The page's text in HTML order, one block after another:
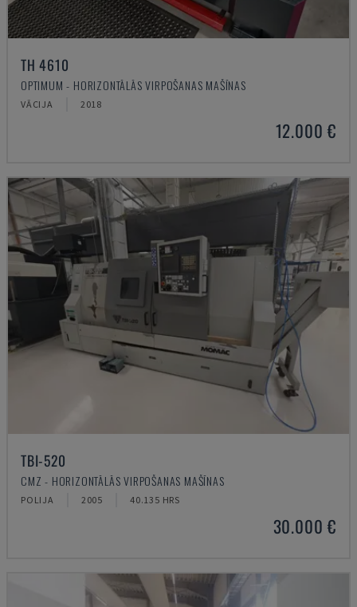
TH 4610
OPTIMUM - HORIZONTĀLĀS VIRPOŠANAS MAŠĪNAS
VĀCIJA 2018
12.000 €
TBI-520
CMZ - HORIZONTĀLĀS VIRPOŠANAS MAŠĪNAS
POLIJA 2005 40.135 HRS
30.000 €